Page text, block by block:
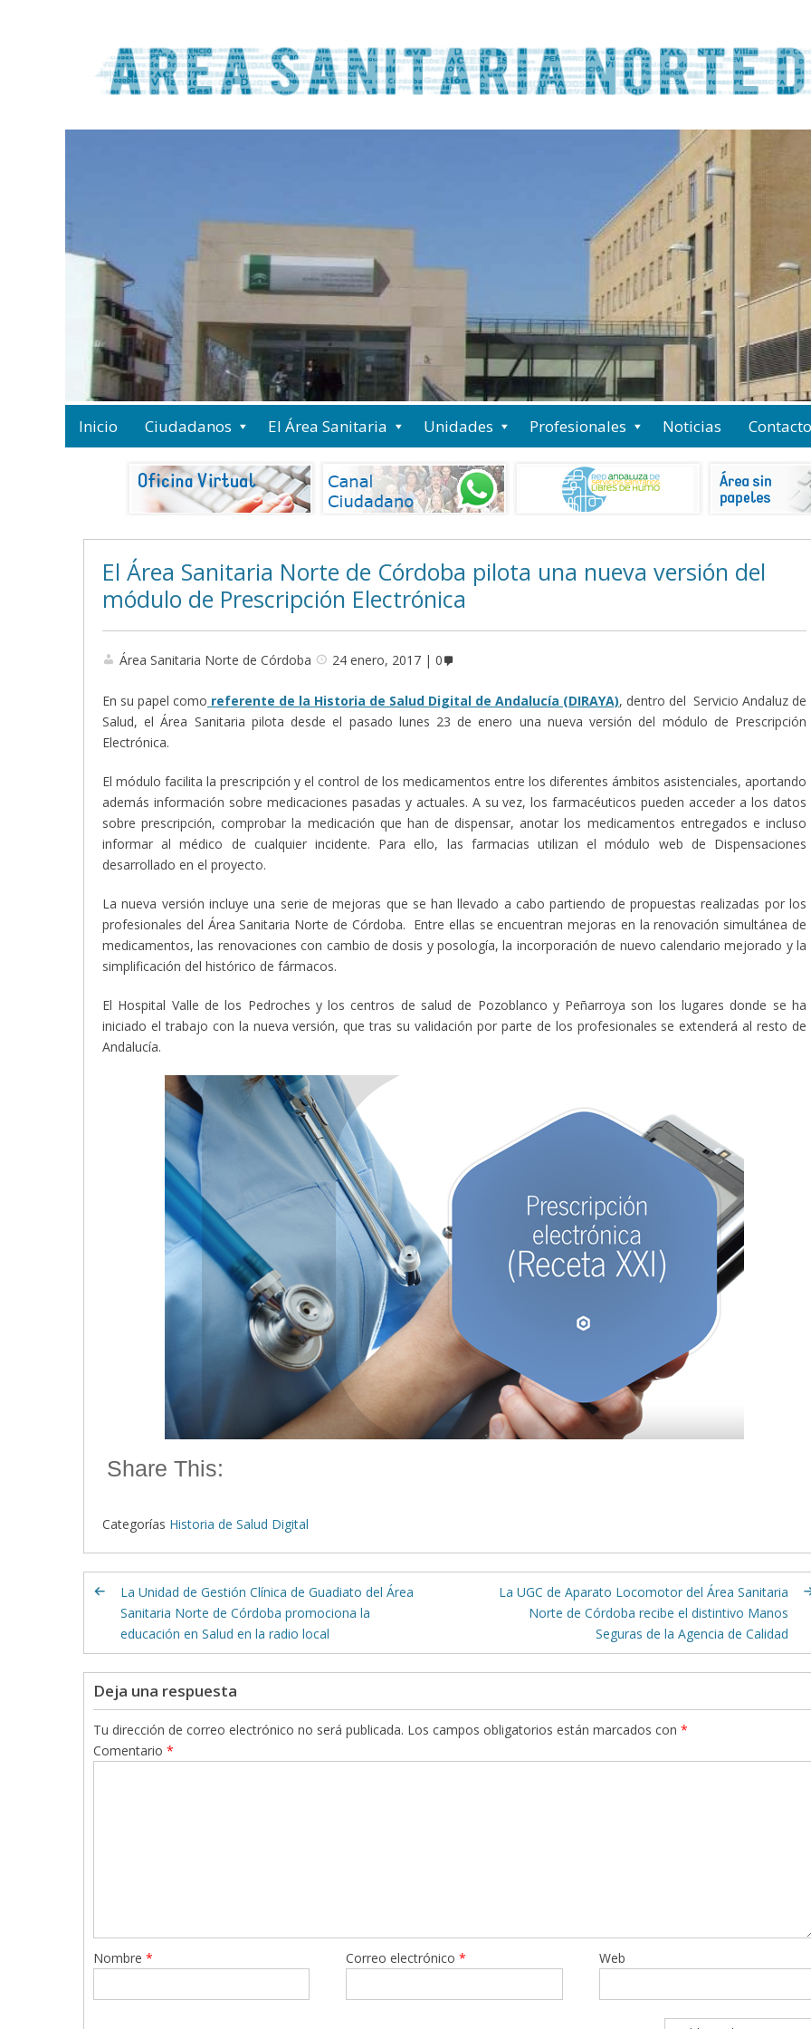
Inicio Ciudadanos El Área Sanitaria Unidades Profesionales Noticias Contacto
El Área Sanitaria Norte de Córdoba pilota una nueva versión del
módulo de Prescripción Electrónica
Área Sanitaria Norte de Córdoba 24 enero, 2017 0
En su papel como referente de la Historia de Salud Digital de Andalucía (DIRAYA), dentro del Servicio Andaluz de
Salud, el Área Sanitaria pilota desde el pasado lunes 23 de enero una nueva versión del módulo de Prescripción
Electrónica.
El módulo facilita la prescripción y el control de los medicamentos entre los diferentes ámbitos asistenciales, aportando
además información sobre medicaciones pasadas y actuales. A su vez, los farmacéuticos pueden acceder a los datos
sobre prescripción, comprobar la medicación que han de dispensar, anotar los medicamentos entregados e incluso
informar al médico de cualquier incidente. Para ello, las farmacias utilizan el módulo web de Dispensaciones
desarrollado en el proyecto.
La nueva versión incluye una serie de mejoras que se han llevado a cabo partiendo de propuestas realizadas por los
profesionales del Área Sanitaria Norte de Córdoba. Entre ellas se encuentran mejoras en la renovación simultánea de
medicamentos, las renovaciones con cambio de dosis y posología, la incorporación de nuevo calendario mejorado y la
simplificación del histórico de fármacos.
El Hospital Valle de los Pedroches y los centros de salud de Pozoblanco y Peñarroya son los lugares donde se ha
iniciado el trabajo con la nueva versión, que tras su validación por parte de los profesionales se extenderá al resto de
Andalucía.
Share This:
Categorías Historia de Salud Digital
La Unidad de Gestión Clínica de Guadiato del Área
Sanitaria Norte de Córdoba promociona la
educación en Salud en la radio local
La UGC de Aparato Locomotor del Área Sanitaria
Norte de Córdoba recibe el distintivo Manos
Seguras de la Agencia de Calidad
Deja una respuesta
Tu dirección de correo electrónico no será publicada. Los campos obligatorios están marcados con *
Comentario *
Nombre * Correo electrónico* Web